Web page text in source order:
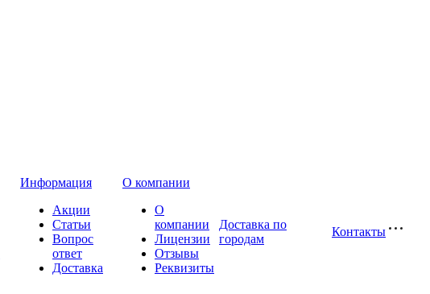
Информация
Акции
Статьи
Вопрос
ответ
Доставка
О компании
О
компании
Лицензии
Отзывы
Реквизиты
Доставка по
городам
Контакты